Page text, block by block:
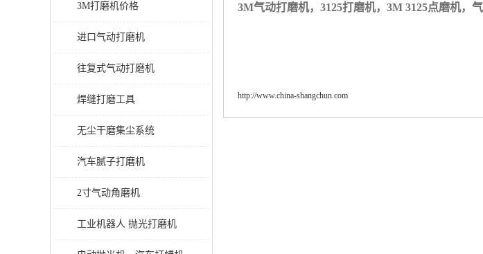
3M打磨机价格
进口气动打磨机
往复式气动打磨机
焊缝打磨工具
无尘干磨集尘系统
汽车腻子打磨机
2寸气动角磨机
工业机器人 抛光打磨机
3M气动打磨机，3125打磨机，3M 3125点磨机，
http://www.china-shangchun.com